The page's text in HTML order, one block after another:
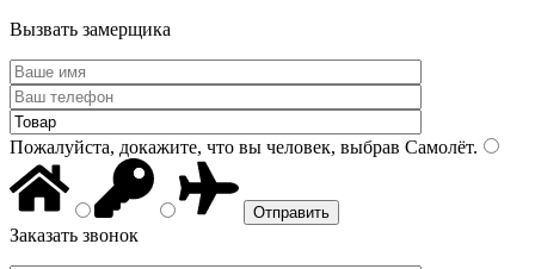
Вызвать замерщика
Пожалуйста, докажите, что вы человек, выбрав Самолёт.
Заказать звонок